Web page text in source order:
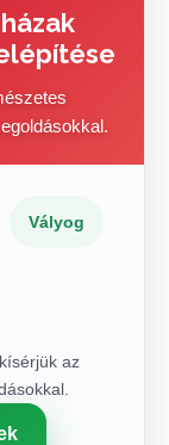
Vályog
az